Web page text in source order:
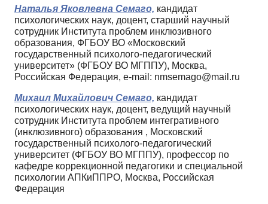
Наталья Яковлевна Семаго, кандидат
психологических наук, доцент, старший научный
сотрудник Института проблем инклюзивного
образования, ФГБОУ ВО «Московский
государственный психолого-педагогический
университет» (ФГБОУ ВО МГППУ), Москва,
Российская Федерация, e-mail: nmsemago@mail.ru
Михаил Михайлович Семаго, кандидат
психологических наук, доцент, ведущий научный
сотрудник Института проблем интегративного
(инклюзивного) образования , Московский
государственный психолого-педагогический
университет (ФГБОУ ВО МГППУ), профессор по
кафедре коррекционной педагогики и специальной
психологии АПКиППРО, Москва, Российская
Федерация